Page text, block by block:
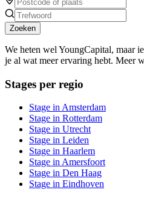
Zoeken
We heten wel YoungCapital, maar
je al wat meer ervaring hebt. Meer
Stages per regio
Stage in Amsterdam
Stage in Rotterdam
Stage in Utrecht
Stage in Leiden
Stage in Haarlem
Stage in Amersfoort
Stage in Den Haag
Stage in Eindhoven